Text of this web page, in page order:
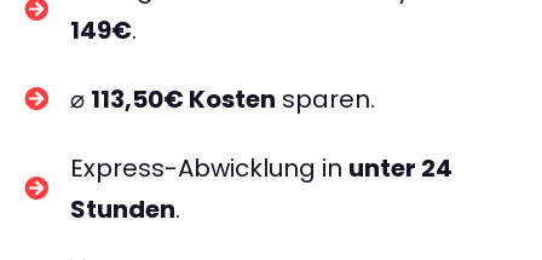
149€.
⌀ 113,50€ Kosten sparen.
Express-Abwicklung in unter 24
Stunden.